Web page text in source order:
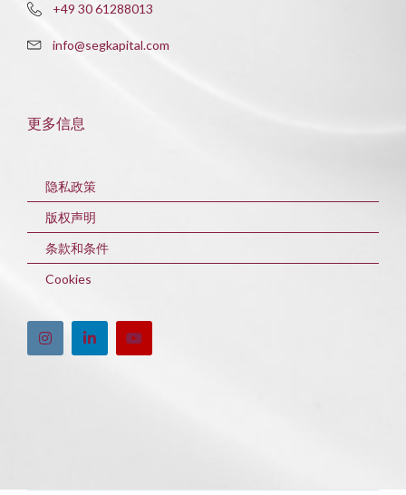
+49 30 61288013
info@segkapital.com
更多信息
隐私政策
版权声明
条款和条件
Cookies